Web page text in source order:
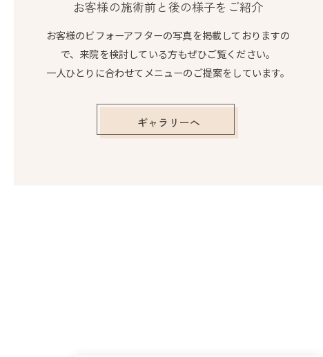
お客様の施術前と後の様子をご紹介
お客様のビフォーアフターの写真を掲載しておりますの
で、来院を検討している方もぜひご覧ください。
一人ひとりに合わせてメニューのご提案をしています。
ギャラリーへ